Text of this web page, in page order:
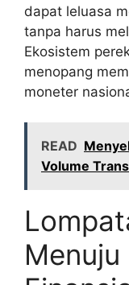
dapat leluasa
tanpa harus
Ekosistem
menopang
moneter
READ
Volume